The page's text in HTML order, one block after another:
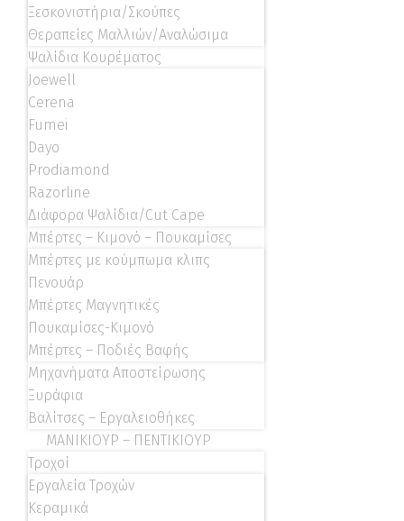
Ξεσκονιστήρια/Σκούπες
Θεραπείες Μαλλιών/Αναλώσιμα
Ψαλίδια Κουρέματος
Joewell
Cerena
Fumei
Dayo
Prodiamond
Razorline
Διάφορα Ψαλίδια/Cut Cape
Μπέρτες – Κιμονό – Πουκαμίσες
Μπέρτες με κούμπωμα κλιπς
Πενουάρ
Μπέρτες Μαγνητικές
Πουκαμίσες-Κιμονό
Μπέρτες – Ποδιές Βαφής
Μηχανήματα Αποστείρωσης
Ξυράφια
Βαλίτσες – Εργαλειοθήκες
ΜΑΝΙΚΙΟΥΡ – ΠΕΝΤΙΚΙΟΥΡ
Τροχοί
Εργαλεία Τροχών
Κεραμικά